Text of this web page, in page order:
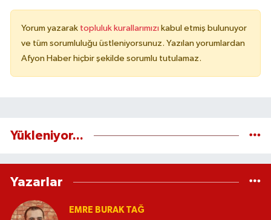
Yorum yazarak topluluk kurallarımızı kabul etmiş bulunuyor
ve tüm sorumluluğu üstleniyorsunuz. Yazılan yorumlardan
Afyon Haber hiçbir şekilde sorumlu tutulamaz.
Yükleniyor...
Yazarlar
EMRE BURAK TAĞ